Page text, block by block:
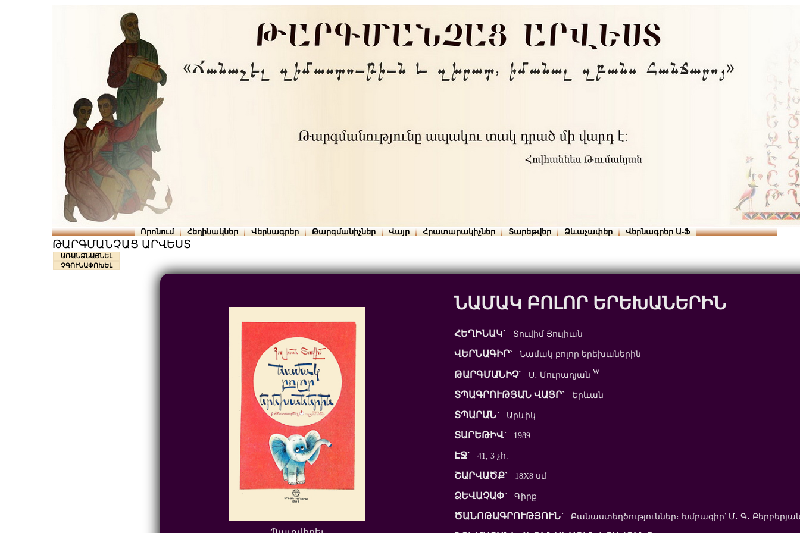
Որոնում Հեղինակներ Վերնագրեր Թարգմանիչներ Վայր Հրատարակիչներ Տարեթվեր Ձևաչափեր Վերնագրեր Ա-Ֆ
ԹԱՐԳՄԱՆՉԱՑ ԱՐՎԵՍՏ
ԱՌԱՆՁՆԱՑՆԵԼ
ՉԳՈՒՆԱՓՈԽԵԼ
ՆԱՄԱԿ ԲՈԼՈՐ ԵՐԵԽԱՆԵՐԻՆ
ՀԵՂԻՆԱԿ` Տուվիմ Յուլիան
ՎԵՐՆԱԳԻՐ` Նամակ բոլոր երեխաներին
ԹԱՐԳՄԱՆԻՉ` Ս․ ՄուրադյանW
ՏՊԱԳՐՈՒԹՅԱՆ ՎԱՅՐ` Երևան
ՏՊԱՐԱՆ` Արևիկ
ՏԱՐԵԹԻՎ` 1989
ԷՋ` 41, 3 չհ.
ՇԱՐՎԱԾՔ` 18X8 սմ
ՁԵՎԱՉԱՓ` Գիրք
ԾԱՆՈԹԱԳՐՈՒԹՅՈՒՆ` Բանաստեղծություններ։ Խմբագիր՝ Մ․ Գ․